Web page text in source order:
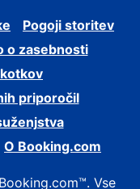
Pogoji storitev
o zasebnosti
priporočil
O Booking.com
Vse